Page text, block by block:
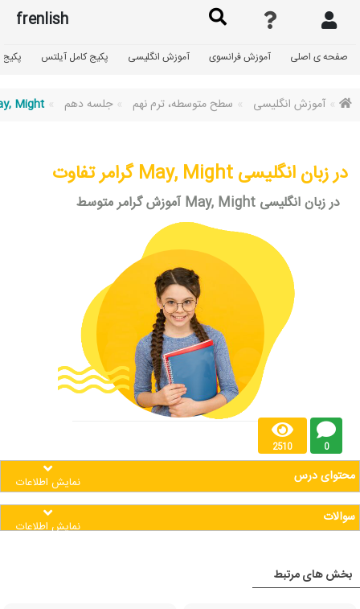
frenlish
صفحه ی اصلی آموزش فرانسوی آموزش انگلیسی پکیج کامل آیلتس پکیج
آموزش انگلیسی سطح متوسطه، ترم نهم جلسه دهم Might
گرامر تفاوت May, Might در زبان انگلیسی
آموزش گرامر متوسط May, Might در زبان انگلیسی
2510 0
محتوای درس نمایش اطلاعات
سوالات نمایش اطلاعات
بخش های مرتبط